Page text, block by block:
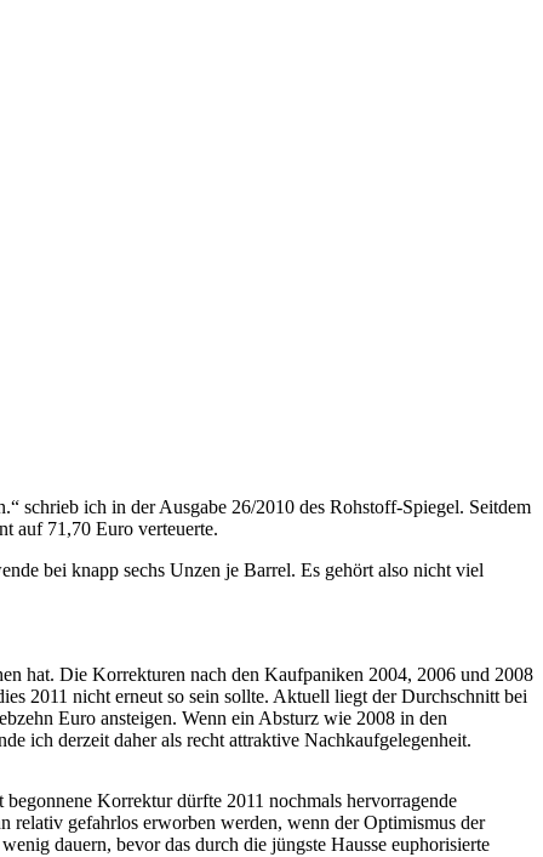
schrieb ich in der Ausgabe 26/2010 des Rohstoff-Spiegel. Seitdem
auf 71,70 Euro verteuerte.
bei knapp sechs Unzen je Barrel. Es gehört also nicht viel
hat. Die Korrekturen nach den Kaufpaniken 2004, 2006 und 2008
2011 nicht erneut so sein sollte. Aktuell liegt der Durchschnitt bei
Euro ansteigen. Wenn ein Absturz wie 2008 in den
ich derzeit daher als recht attraktive Nachkaufgelegenheit.
Korrektur dürfte 2011 nochmals hervorragende
relativ gefahrlos erworben werden, wenn der Optimismus der
dauern, bevor das durch die jüngste Hausse euphorisierte